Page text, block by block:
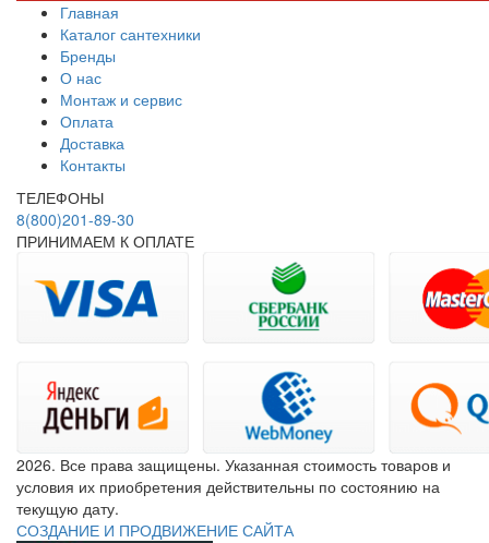
Главная
Каталог сантехники
Бренды
О нас
Монтаж и сервис
Оплата
Доставка
Контакты
ТЕЛЕФОНЫ
8(800)201-89-30
ПРИНИМАЕМ К ОПЛАТЕ
2026. Все права защищены. Указанная стоимость товаров и
условия их приобретения действительны по состоянию на
текущую дату.
СОЗДАНИЕ И ПРОДВИЖЕНИЕ САЙТА